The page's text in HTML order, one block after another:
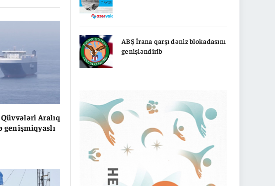
Aralıq
genişmiqyaslı
ABŞ İrana qarşı dəniz blokadasını
genişləndirib